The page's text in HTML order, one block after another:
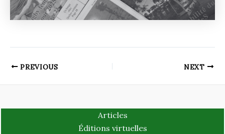
PREVIOUS NEXT
Articles
Éditions virtuelles